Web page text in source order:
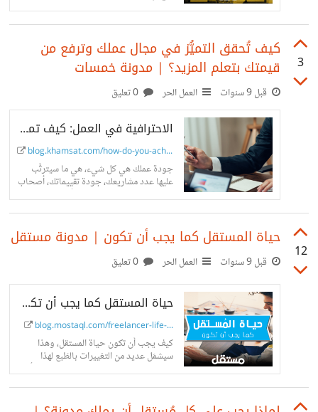
وفي أسرع وقت، هذه الخدمات هي ما نسميها
3
كيف تُحقق التميُّز في مجال عملك وترفع من
قيمتك بتعلم المزيد؟ | مدونة خمسات
قبل 9 سنوات العمل الحر
الاحترافية في العمل: كيف تميزك وترفع من قيمتك في مجال عملك؟
blog.khamsat.com/how-do-you-achie...
جودة عملك هي كل شيء، هي ما سيترتَّب
عليها عدد مشاريعك، جودة تقييماتك، أصحاب
العمل الجيد دائمًا معروفون، إذًا كيف تحقق
12
حياة المستقل كما يجب أن تكون | مدونة مستقل
قبل 9 سنوات العمل الحر
حياة المستقل كما يجب أن تكون | مدونة مستقل
blog.mostaql.com/freelancer-life-...
كيف يجب أن تكون حياة المستقل، وهذا
سيشمَل عديد من التغييرات بالطَبع لهذا
سنحاول وضع سبب لإحلال عادة جديدة أو